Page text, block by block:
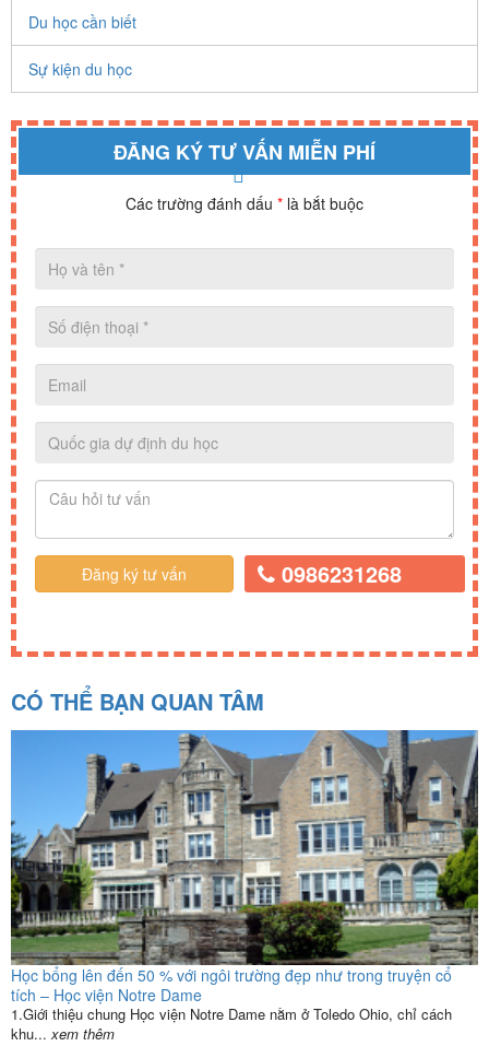
Du học cần biết
Sự kiện du học
ĐĂNG KÝ TƯ VẤN MIỄN PHÍ
Các trường đánh dấu * là bắt buộc
0986231268
CÓ THỂ BẠN QUAN TÂM
Học bổng lên đến 50 % với ngôi trường đẹp như trong truyện cổ
tích – Học viện Notre Dame
1.Giới thiệu chung Học viện Notre Dame nằm ở Toledo Ohio, chỉ cách
khu... xem thêm